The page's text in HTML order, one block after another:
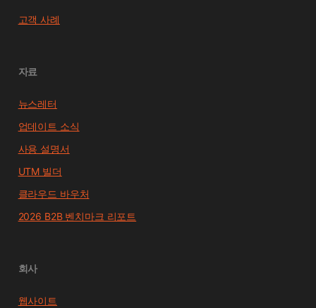
고객 사례
자료
뉴스레터
업데이트 소식
사용 설명서
UTM 빌더
클라우드 바우처
2026 B2B 벤치마크 리포트
회사
웹사이트